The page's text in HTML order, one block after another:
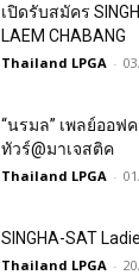
เปิดรับสมัคร
LAEM CHABANG
Thailand LPGA -
“นรมล” เพลย์ออฟ
ทัวร์@มาเจสติค
Thailand LPGA -
SINGHA-SAT
Thailand LPGA -